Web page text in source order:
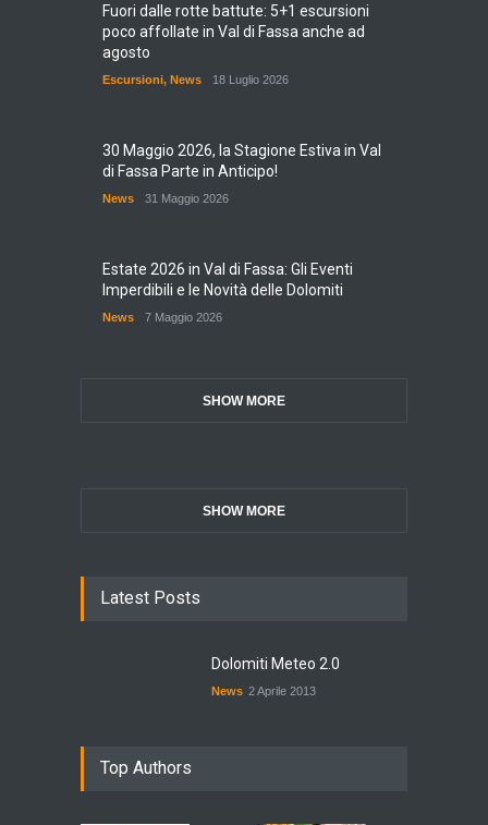
Fuori dalle rotte battute: 5+1 escursioni
poco affollate in Val di Fassa anche ad
agosto
Escursioni, News 18 Luglio 2026
30 Maggio 2026, la Stagione Estiva in Val
di Fassa Parte in Anticipo!
News 31 Maggio 2026
Estate 2026 in Val di Fassa: Gli Eventi
Imperdibili e le Novità delle Dolomiti
News 7 Maggio 2026
SHOW MORE
SHOW MORE
Latest Posts
Dolomiti Meteo 2.0
News 2 Aprile 2013
Top Authors